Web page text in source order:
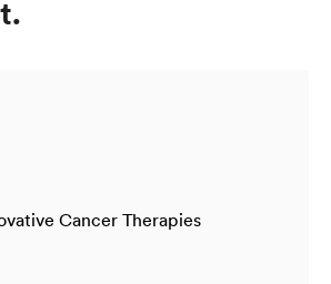
Cancer Therapies